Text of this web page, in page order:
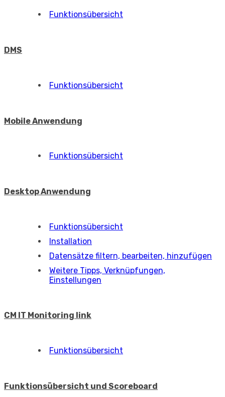
Funktionsübersicht
DMS
Funktionsübersicht
Mobile Anwendung
Funktionsübersicht
Desktop Anwendung
Funktionsübersicht
Installation
Datensätze filtern, bearbeiten, hinzufügen
Weitere Tipps, Verknüpfungen,
Einstellungen
CM IT Monitoring link
Funktionsübersicht
Funktionsübersicht und Scoreboard